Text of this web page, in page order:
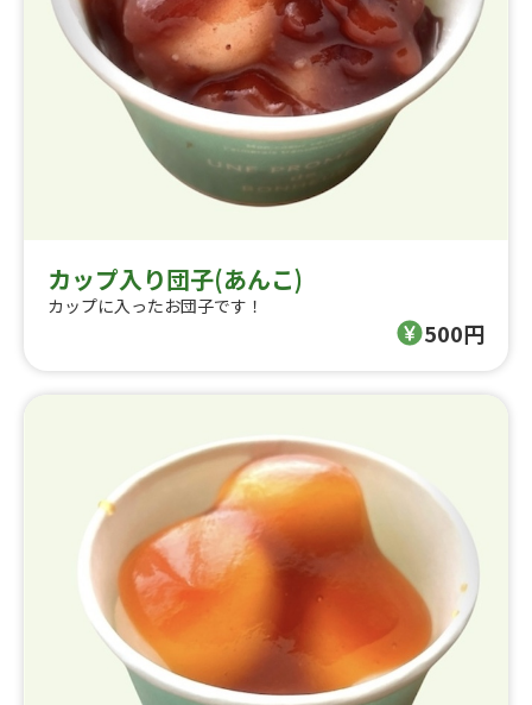
カップ入り団子(あんこ)
カップに入ったお団子です！
500円